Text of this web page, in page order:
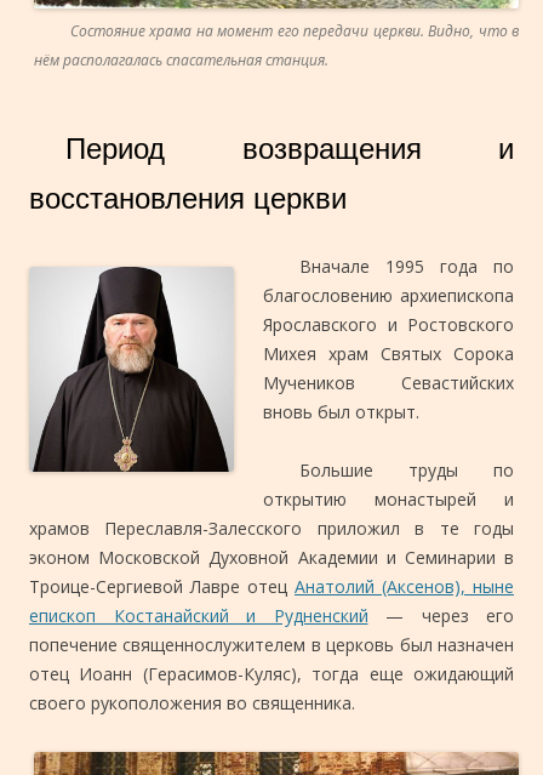
Состояние храма на момент его передачи церкви. Видно, что в
нём располагалась спасательная станция.
Период возвращения и
восстановления церкви
Вначале 1995 года по
благословению архиепископа
Ярославского и Ростовского
Михея храм Святых Сорока
Мучеников Севастийских
вновь был открыт.
Большие труды по
открытию монастырей и
храмов Переславля-Залесского приложил в те годы
эконом Московской Духовной Академии и Семинарии в
Троице-Сергиевой Лавре отец Анатолий (Аксенов), ныне
епископ Костанайский и Рудненский — через его
попечение священнослужителем в церковь был назначен
отец Иоанн (Герасимов-Куляс), тогда еще ожидающий
своего рукоположения во священника.